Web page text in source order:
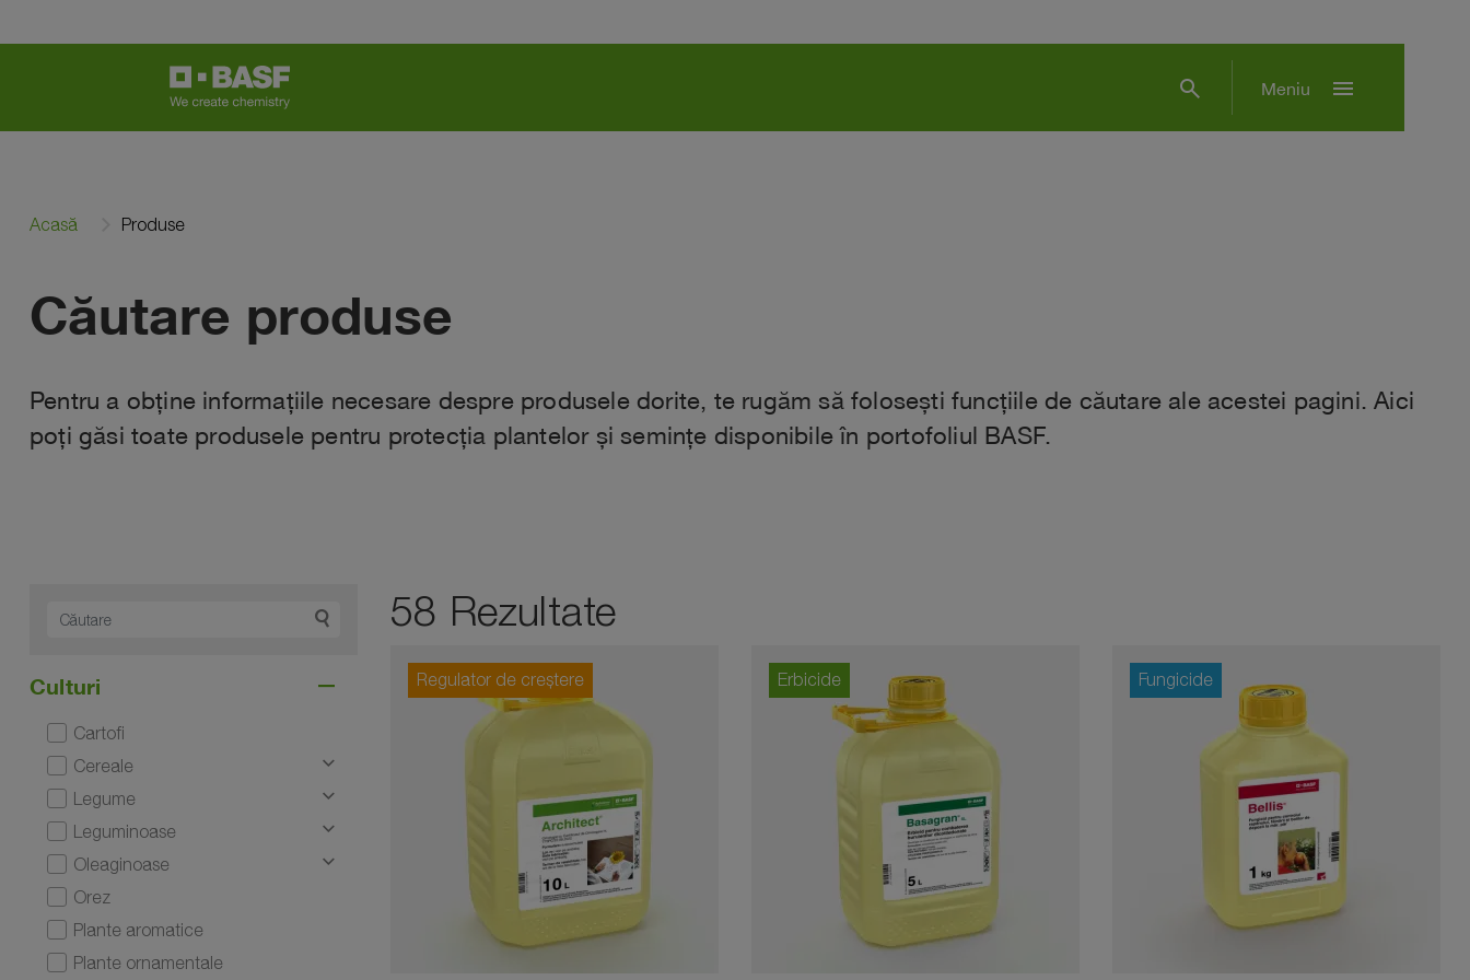
search Meniu menu
Acasă Produse
Căutare produse
Pentru a obține informațiile necesare despre produsele dorite, te rugăm să folosești funcțiile de căutare ale acestei pagini. Aici
poți găsi toate produsele pentru protecția plantelor și semințe disponibile în portofoliul BASF.
Culturi
Cartofi
Cereale
Legume
Leguminoase
Oleaginoase
Orez
Plante aromatice
Plante ornamentale
58 Rezultate
Regulator de creștere Erbicide Fungicide